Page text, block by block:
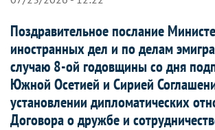
Поздравительное послание
иностранных дел и по делам
случаю 8-ой годовщины со дня
Южной Осетией и Сирией
установлении дипломатических
Договора о дружбе и